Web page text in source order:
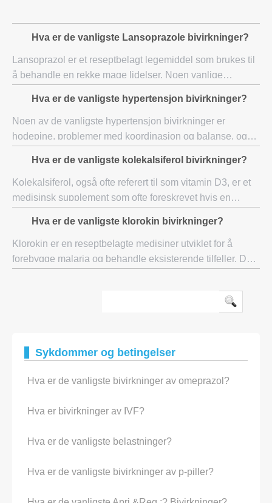
Hva er de vanligste Lansoprazole bivirkninger?
Lansoprazol er et reseptbelagt legemiddel som brukes til
å behandle en rekke mage lidelser. Noen vanlige
forstoppelse, diaré, kvalme og hodepine. Alvor
Hva er de vanligste hypertensjon bivirkninger?
Noen av de vanligste hypertensjon bivirkninger er
hodepine, problemer med koordinasjon og balanse, og
bivirkninger av høyt blodtrykk. Ved alvorlig
Hva er de vanligste kolekalsiferol bivirkninger?
Kolekalsiferol, også ofte referert til som vitamin D3, er et
medisinsk supplement som ofte foreskrevet hvis en
kan bli absorbert av legemet gjenno
Hva er de vanligste klorokin bivirkninger?
Klorokin er en reseptbelagte medisiner utviklet for å
forebygge malaria og behandle eksisterende tilfeller. Det
Sykdommer og betingelser
Hva er de vanligste bivirkninger av omeprazol?
Hva er bivirkninger av IVF?
Hva er de vanligste belastninger?
Hva er de vanligste bivirkninger av p-piller?